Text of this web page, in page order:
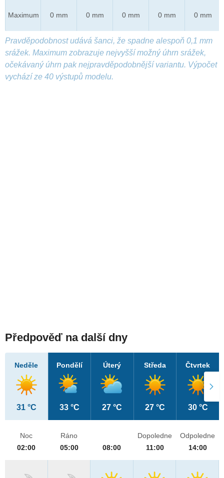
Maximum 0 mm 0 mm 0 mm 0 mm 0 mm
Pravděpodobnost udává šanci, že spadne alespoň 0,1 mm
srážek. Maximum zobrazuje nejvyšší možný úhrn srážek,
očekávaný úhrn pak nejpravděpodobnější variantu. Výpočet
vychází ze 40 výstupů modelu.
Předpověď na další dny
Neděle
31 °C
Pondělí
33 °C
Úterý
27 °C
Středa
27 °C
Čtvrtek
30 °C
Noc
02:00
Ráno
05:00
08:00
Dopoledne
11:00
Odpoledne
14:00